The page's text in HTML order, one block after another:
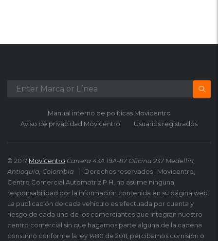
Manual interno de políticas Movicentro
Aviso de privacidad Movicentro
Usuarios registrados
© 2017 Movicentro Carrera 43A 19A-87 Oficina 237 Medellín,
Antioquia, Colombia
Derechos reservados | Movicentro,
Centro Comercial Automotriz P.H, no asume ninguna
responsabilidad por la información contenida en su página web.
La publicación de cada vehículo es efectuada por cuenta y
riesgo de cada uno de los comerciantes que integran nuestro
centro comercial sin que hagamos parte alguna de la cadena
consumo conforme la ley 1480 de 2011, percibamos comisión o